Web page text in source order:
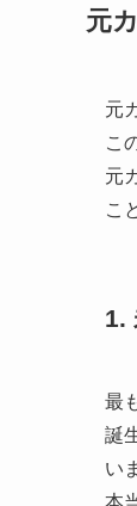
元
元
こ
元
こ
1.
最
誕
い
本